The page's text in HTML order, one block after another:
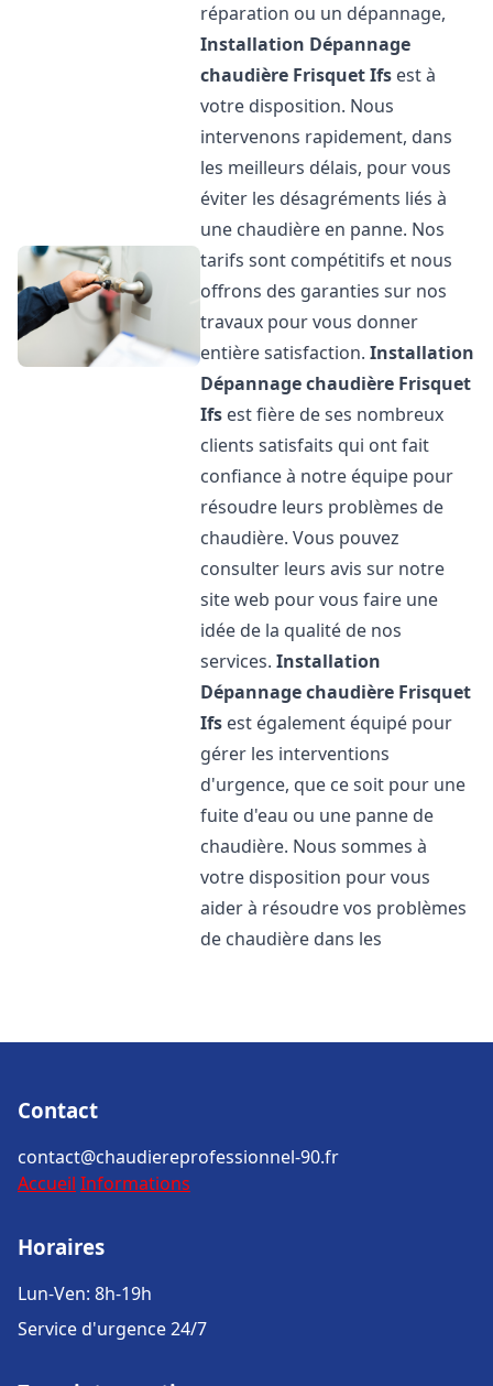
réparation ou un dépannage,
Installation Dépannage
chaudière FrisquetIfs est à
votre disposition. Nous
intervenons rapidement, dans
les meilleurs délais, pour vous
éviter les désagréments liés à
une chaudière en panne. Nos
tarifs sont compétitifs et nous
offrons des garanties sur nos
travaux pour vous donner
entière satisfaction.Installation
Dépannage chaudière Frisquet
Ifs est fière de ses nombreux
clients satisfaits qui ont fait
confiance à notre équipe pour
résoudre leurs problèmes de
chaudière. Vous pouvez
consulter leurs avis sur notre
site web pour vous faire une
idée de la qualité de nos
services.Installation
Dépannage chaudière Frisquet
Ifs est également équipé pour
gérer les interventions
d'urgence, que ce soit pour une
fuite d'eau ou une panne de
chaudière. Nous sommes à
votre disposition pour vous
aider à résoudre vos problèmes
de chaudière dans les
Contact
contact@chaudiereprofessionnel-90.fr
Accueil Informations
Horaires
Lun-Ven: 8h-19h
Service d'urgence 24/7